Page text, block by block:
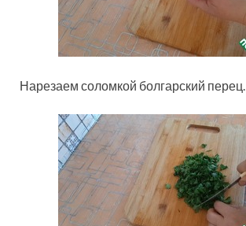
Нарезаем соломкой болгарский перец.